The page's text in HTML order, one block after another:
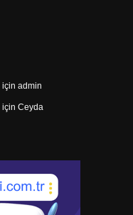
için admin
için Ceyda